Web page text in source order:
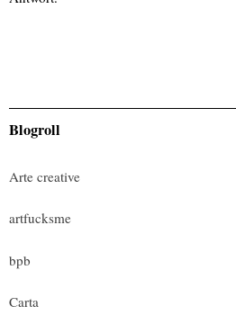
Blogroll
Arte creative
artfucksme
bpb
Carta